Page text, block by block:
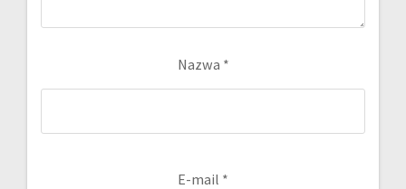
Nazwa *
E-mail *